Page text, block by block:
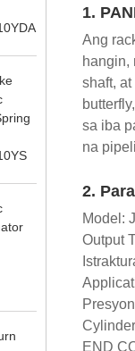
1.
Ang
hangin,
shaft,
sa iba
na
2.
Model:
Output
END